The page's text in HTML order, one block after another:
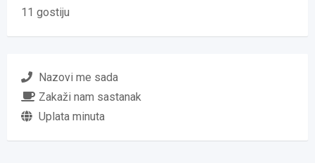
11 gostiju
Nazovi me sada
Zakaži nam sastanak
Uplata minuta